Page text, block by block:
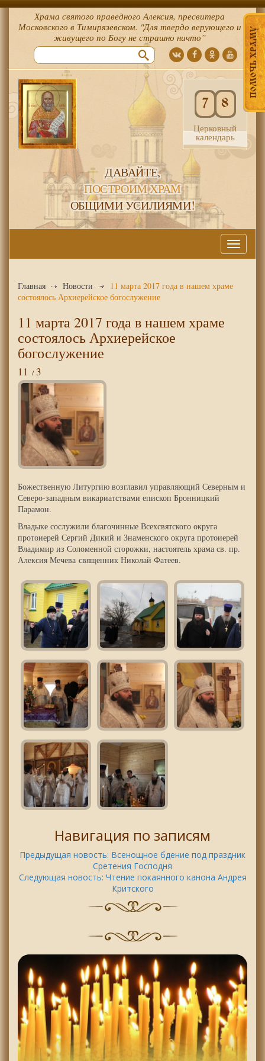
ПОМОЧЬ ХРАМУ
Храма святого праведного Алексия, пресвитера
Московского в Тимирязевском. "Для твердо верующего и
живущего по Богу не страшно ничто”
7 8
Церковный
календарь
ДАВАЙТЕ,
ПОСТРОИМ ХРАМ
ОБЩИМИ УСИЛИЯМИ!
Меню
Главная Новости
11 марта 2017 года в нашем храме
состоялось Архиерейское богослужение
11 марта 2017 года в нашем храме
состоялось Архиерейское
богослужение
11 3
Божественную Литургию возглавил управляющий Северным и
Северо-западным викариатствами епископ Бронницкий
Парамон.
Владыке сослужили благочинные Всехсвятского округа
протоиерей Сергий Дикий и Знаменского округа протоиерей
Владимир из Соломенной сторожки, настоятель храма св. пр.
Алексия Мечева священник Николай Фатеев.
Навигация по записям
Предыдущая новость: Всенощное бдение под праздник
Сретения Господня
Следующая новость: Чтение покаянного канона Андрея
Критского